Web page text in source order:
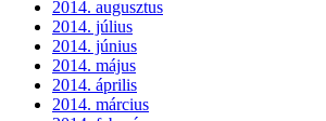
2014. augusztus
2014. július
2014. június
2014. május
2014. április
2014. március